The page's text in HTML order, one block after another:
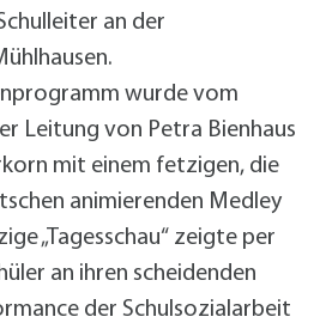
an der
wurde vom
Leitung von Petra Bienhaus
mit einem fetzigen, die
animierenden Medley
„Tagesschau“ zeigte per
an ihren scheidenden
der Schulsozialarbeit